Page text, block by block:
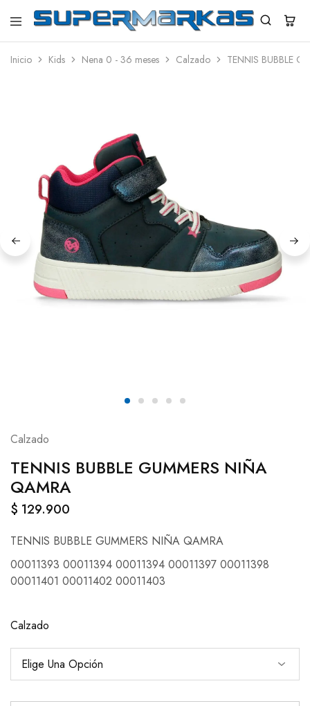
SuperMarkas
Ropa
con
Inicio Kids Nena 0 - 36 meses Calzado TENNIS BUBBLE
Calzado
TENNIS BUBBLE GUMMERS NIÑA
QAMRA
$ 129.900
TENNIS BUBBLE GUMMERS NIÑA QAMRA
00011393 00011394 00011394 00011397 00011398
00011401 00011402 00011403
Calzado